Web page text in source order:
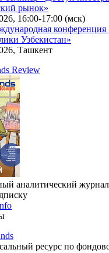
семинар «Новый
недвижимость»
16:30-18:00 (мск)
«Доступ
рынок»
конференция
Узбекистан»
Ташкент
Review
аналитический журнал